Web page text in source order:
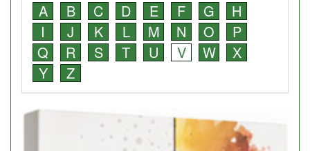
A B C D E F G
H
I
J K L M N O
P
Q
R S T U V W
X
Y
Z